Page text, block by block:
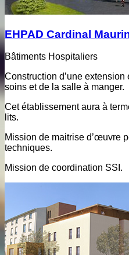
EHPAD Cardinal
Bâtiments Hospitaliers
Construction d’une
soins et de la salle à manger.
Cet établissement aura à
lits.
Mission de maitrise d’œuvre
techniques.
Mission de coordination SSI.